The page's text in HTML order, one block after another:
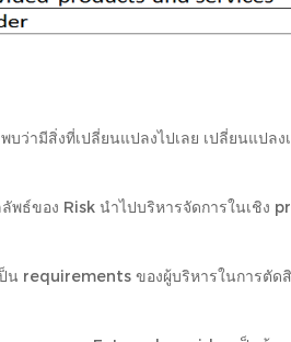
มีสิ่งที่เปลี่ยนแปลงไปเลย เปลี่ยนแปลง
พธ์ของ Risk นำไปบริหารจัดการในเชิ
requirements ของผู้บริหารในการตัด